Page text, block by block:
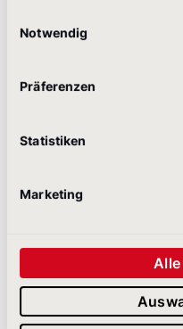
Notwendig
Präferenzen
Statistiken
Marketing
diese Informationen
des Unternehmens
Ein weiteres Thema,
Digitalisierung. „Wie
Transformation im
müssen Unternehmen
mit aktuellen
so wenig über
sagt Greiten. Konkrete
etwa nur 16 % der
äußern sich lediglich